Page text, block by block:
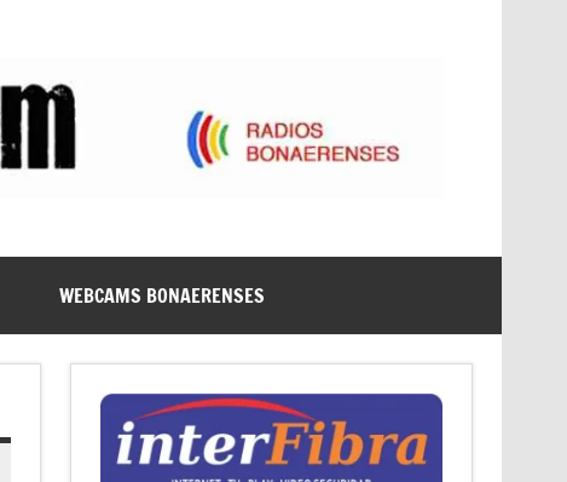
WEBCAMS BONAERENSES